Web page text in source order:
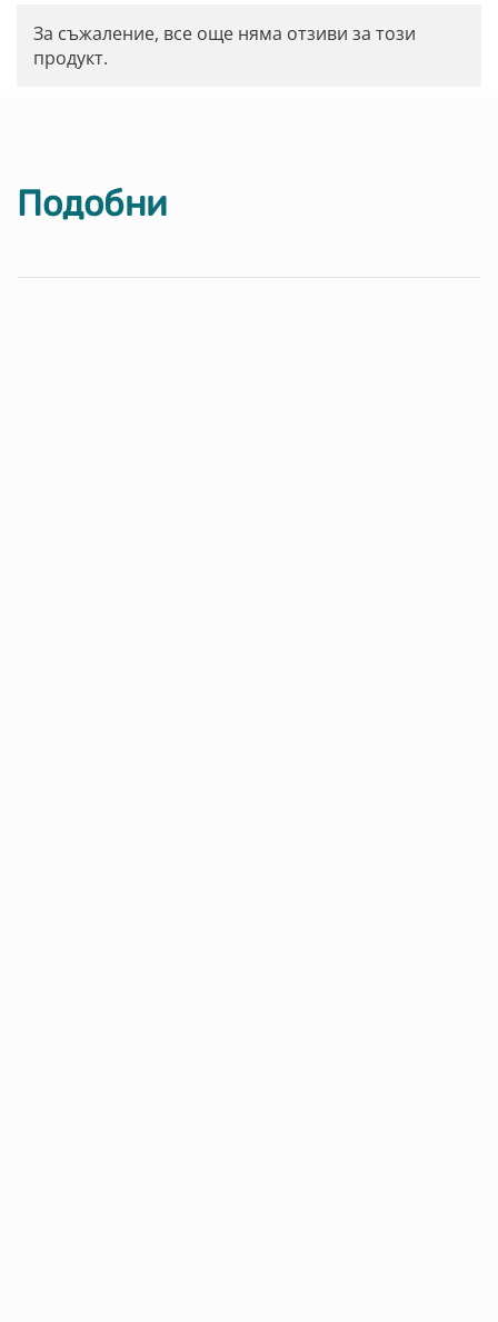
За съжаление, все още няма отзиви за този
продукт.
Подобни